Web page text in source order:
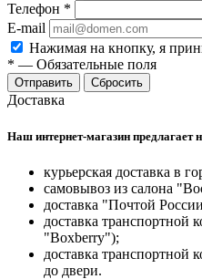
Телефон *
E-mail
Нажимая на кнопку, я
* — Обязательные поля
Отправить Сбросить
Доставка
Наш интернет-магазин предлагает
курьерская доставка в
самовывоз из салона
доставка "Почтой
доставка
"Boxberry");
доставка
до двери.